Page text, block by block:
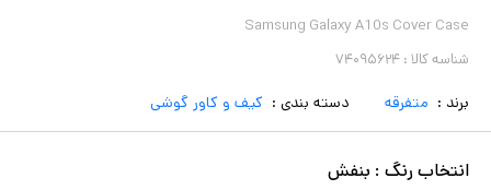
Samsung Galaxy A10s Cover Case
شناسه کالا : ۷۴۰۹۵۶۲۴
برند : متفرقه دسته بندی : کیف و کاور گوشی
انتخابرنگ : بنفش